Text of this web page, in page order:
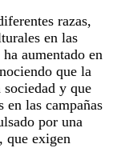
razas,
en las
aumentado en
que la
y que
en las campañas
por una
que exigen